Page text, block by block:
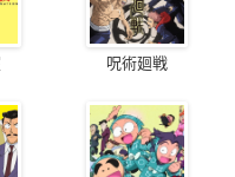
呪術廻戦